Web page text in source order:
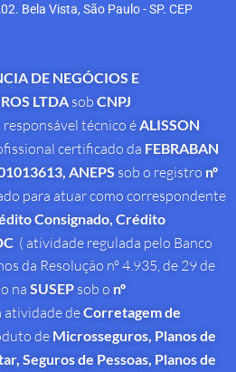
Bela Vista, São Paulo - SP. CEP
DE NEGÓCIOS E
LTDA sob CNPJ
responsável técnico é ALISSON
certificado da FEBRABAN
ANEPS sob o registro nº
para atuar como correspondente
Consignado, Crédito
( atividade regulada pelo Banco
da Resolução nº 4.935, de 29 de
na SUSEP sob o nº
atividade deCorretagem de
de Microsseguros, Planos de
Seguros de Pessoas, Planos de